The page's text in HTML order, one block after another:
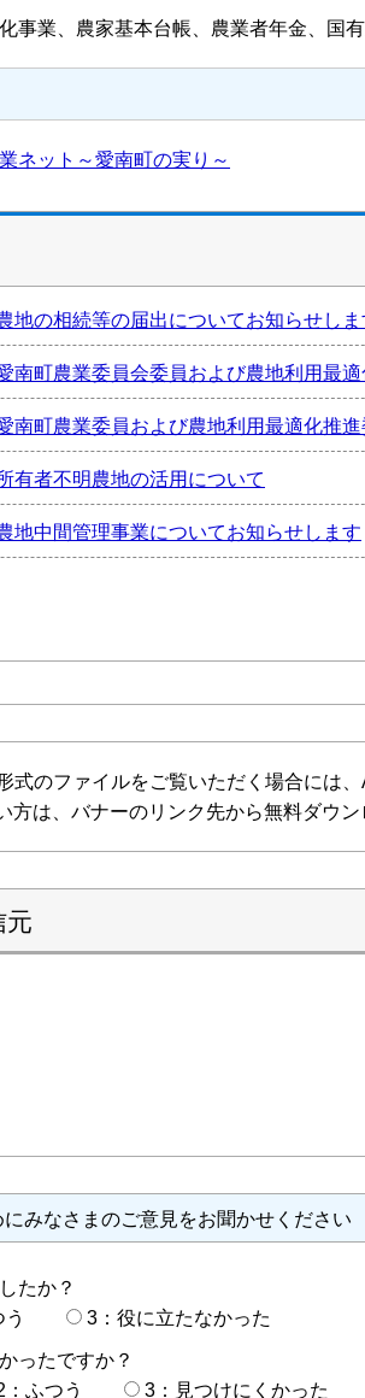
事業、農家基本台帳、農業者年金、国
ネット～愛南町の実り～
地の相続等の届出についてお知らせしま
南町農業委員会委員および農地利用最
南町農業委員および農地利用最適化推
有者不明農地の活用について
地中間管理事業についてお知らせします
式のファイルをご覧いただく場合には
方は、バナーのリンク先から無料ダウン
元
みなさまのご意見をお聞かせください
たか？
3：役に立たなかった
ったですか？
：ふつう 3：見つけにくかった